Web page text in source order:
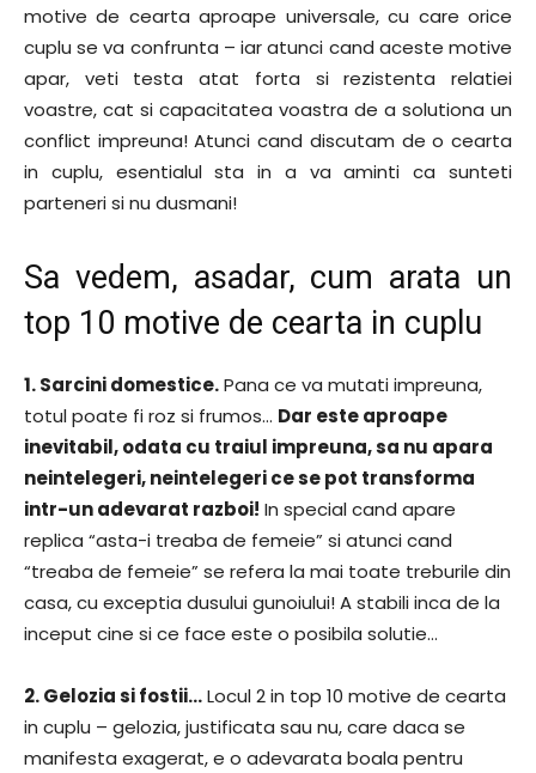
motive de cearta aproape universale, cu care orice
cuplu se va confrunta – iar atunci cand aceste motive
apar, veti testa atat forta si rezistenta relatiei
voastre, cat si capacitatea voastra de a solutiona un
conflict impreuna! Atunci cand discutam de o cearta
in cuplu, esentialul sta in a va aminti ca sunteti
parteneri si nu dusmani!
Sa vedem, asadar, cum arata un
top 10 motive de cearta in cuplu
1. Sarcini domestice.Pana ce va mutati impreuna,
totul poate fi roz si frumos… Dar este aproape
inevitabil, odata cu traiul impreuna, sa nu apara
neintelegeri, neintelegeri ce se pot transforma
intr-un adevarat razboi! In special cand apare
replica “asta-i treaba de femeie” si atunci cand
“treaba de femeie” se refera la mai toate treburile din
casa, cu exceptia dusului gunoiului! A stabili inca de la
inceput cine si ce face este o posibila solutie…
2. Gelozia si fostii…Locul 2 in top 10 motive de cearta
in cuplu – gelozia, justificata sau nu, care daca se
manifesta exagerat, e o adevarata boala pentru